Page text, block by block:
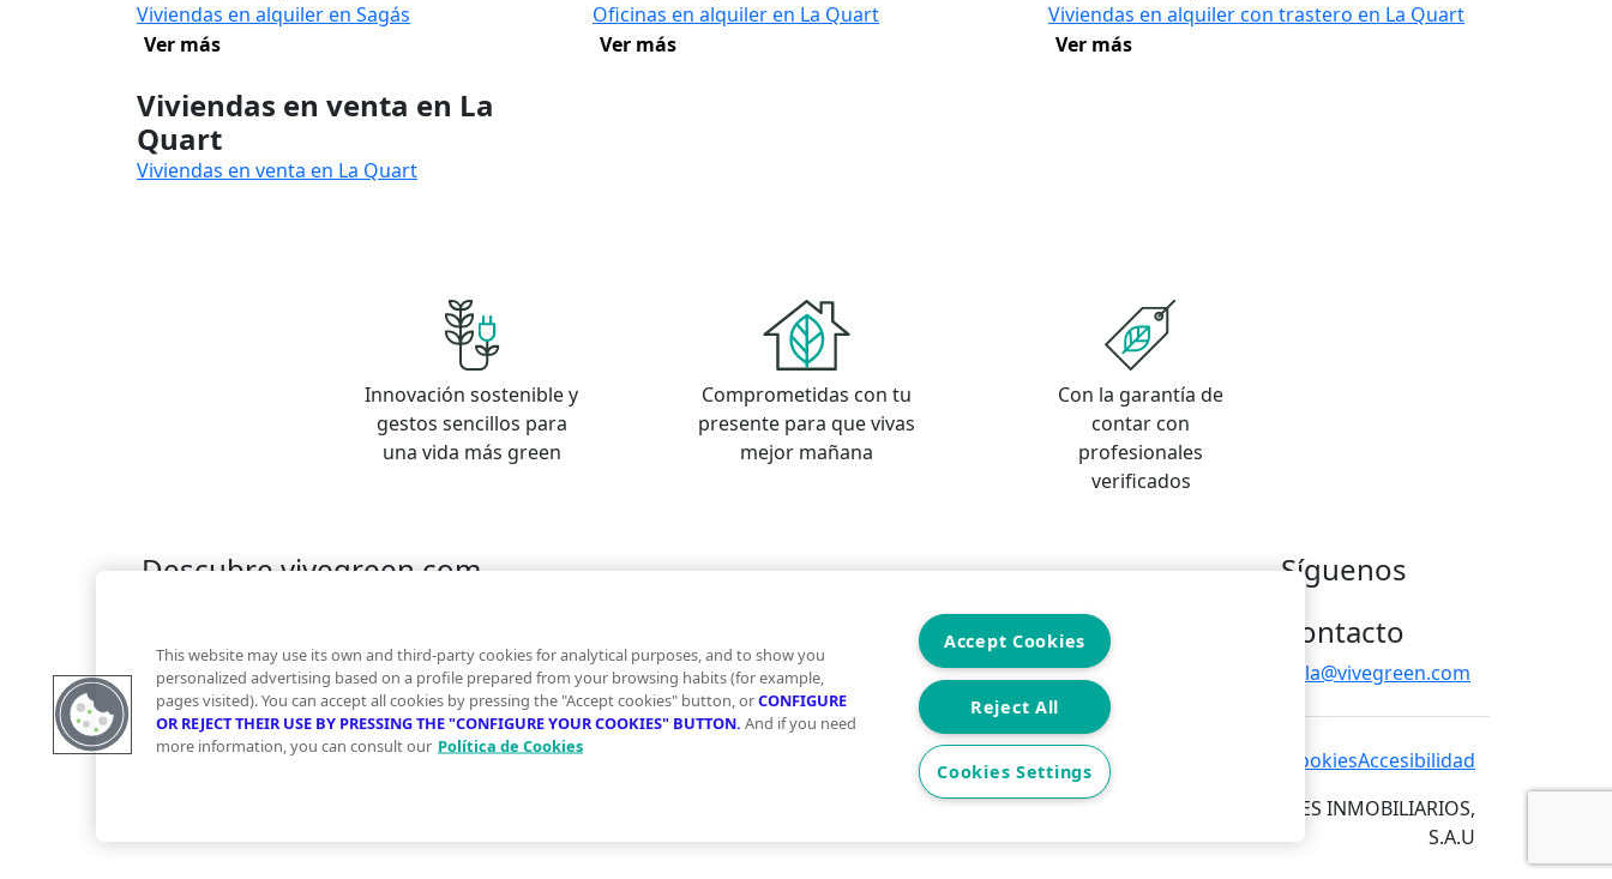
Viviendas en alquiler en Sagás
Ver más
Oficinas en alquiler en La Quart
Ver más
Viviendas en alquiler con trastero en La Quart
Ver más
Viviendas en venta en La
Quart
Viviendas en venta en La Quart
Innovación sostenible y
gestos sencillos para
una vida más green
Comprometidas con tu
presente para que vivas
mejor mañana
Con la garantía de
contar con
profesionales
verificados
Descubre vivegreen.com
Financiación
Síguenos
Contacto
hola@vivegreen.com
Condiciones de uso Politica de privacidad Política de cookiesAccesibilidad
© 2026 Vivegreen - Todos los derechos reservados - UCI SERVICIOS PARA PROFESIONALES INMOBILIARIOS,
S.A.U
This website may use its own and third-party cookies for analytical purposes, and to show you
personalized advertising based on a profile prepared from your browsing habits (for example,
pages visited). You can accept all cookies by pressing the "Accept cookies" button, orCONFIGURE
OR REJECT THEIR USE BY PRESSING THE "CONFIGURE YOUR COOKIES" BUTTON. And if you need
more information, you can consult our Política de Cookies
Accept Cookies
Reject All
Cookies Settings